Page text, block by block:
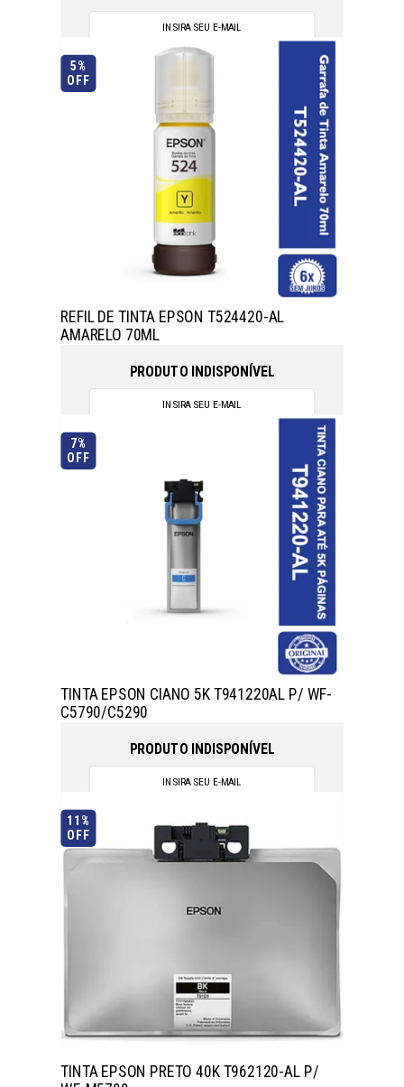
5%
OFF
REFIL DE TINTA EPSON T524420-AL
AMARELO 70ML
PRODUTO INDISPONÍVEL
7%
OFF
TINTA EPSON CIANO 5K T941220AL P/ WF-
C5790/C5290
PRODUTO INDISPONÍVEL
11%
OFF
TINTA EPSON PRETO 40K T962120-AL P/